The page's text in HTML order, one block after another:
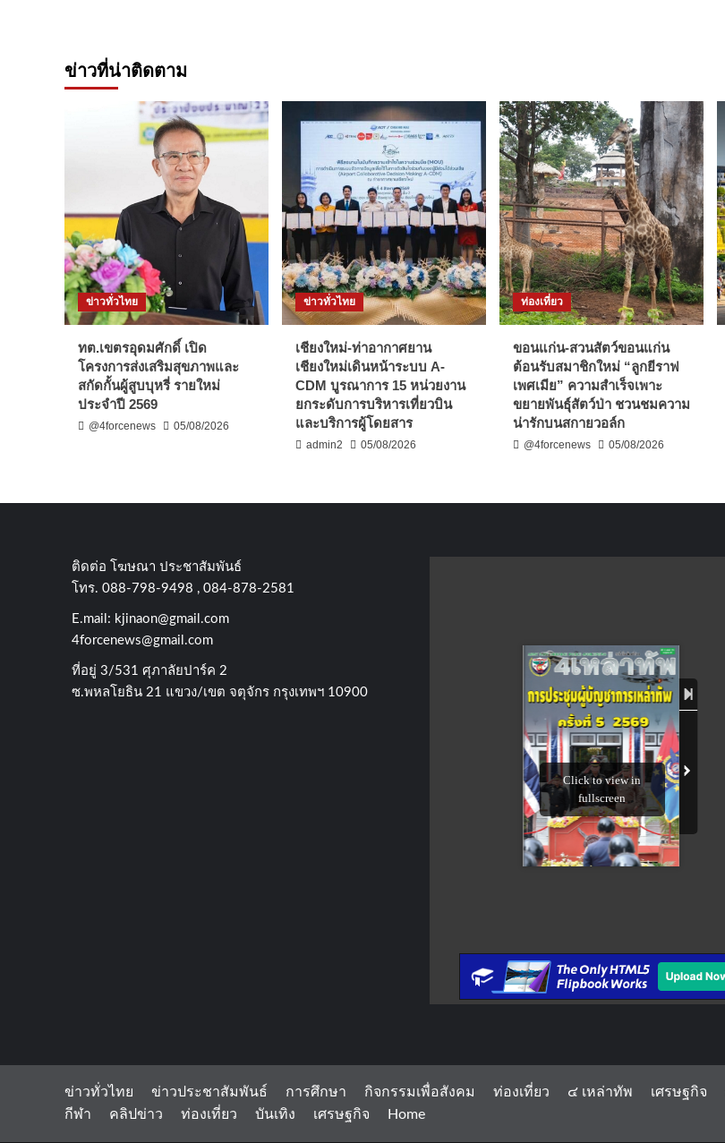
ข่าวที่น่าติดตาม
ข่าวทั่วไทย
ทต.เขตรอุดมศักดิ์ เปิด
โครงการส่งเสริมสุขภาพและ
สกัดกั้นผู้สูบบุหรี่ รายใหม่
ประจำปี 2569
@4forcenews 05/08/2026
ข่าวทั่วไทย
เชียงใหม่-ท่าอากาศยาน
เชียงใหม่เดินหน้าระบบ A-
CDM บูรณาการ 15 หน่วยงาน
ยกระดับการบริหารเที่ยวบิน
และบริการผู้โดยสาร
admin2 05/08/2026
ท่องเที่ยว
ขอนแก่น-สวนสัตว์ขอนแก่น
ต้อนรับสมาชิกใหม่ “ลูกยีราฟ
เพศเมีย” ความสำเร็จเพาะ
ขยายพันธุ์สัตว์ป่า ชวนชมความ
น่ารักบนสกายวอล์ก
@4forcenews 05/08/2026
ติดต่อ​ โฆษณา​ ประชาสัมพันธ์
โทร​. 088-798-9498 , 084-878-2581
E.mail: kjinaon@gmail.com
4forcenews@gmail.com
ที่อยู่​ 3/531​ ศุภาลัยปาร์ค​ 2
ซ.พหลโยธิน​ 21​ แขวง/เขต​ จตุจักร​ กรุงเทพฯ 10900
ข่าวทั่วไทย ข่าวประชาสัมพันธ์ การศึกษา กิจกรรมเพื่อสังคม ท่องเที่ยว ๔ เหล่าทัพ เศรษฐกิจ
กีฬา
คลิปข่าว ท่องเที่ยว บันเทิง เศรษฐกิจ Home